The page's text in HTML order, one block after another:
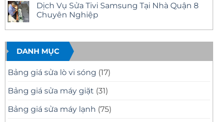
Tại
Nhà
Uy
Tín
–
Mặt
Báo
Giá
Minh
Bạch
Samsung
Tại
Nhà
11
Tín
–
Có
Mặt
Nhanh,
Sửa
Bệnh
bình
luận
ở
Tivi
Tại
Nhà
Quận
10
Uy
Tín
Mặt
Nhanh
30
Phút
Dịch Vụ Sửa Tivi Samsung Tại Nhà Quận 8
Chuyên Nghiệp
có
luận
ở
Dịch
Vụ
Sửa
Tivi
Tại
Nhà
8
Chuyên
DANH MỤC
Bảng giá sửa lò vi sóng (17)
Bảng giá sửa máy giặt (31)
Bảng giá sửa máy lạnh (75)